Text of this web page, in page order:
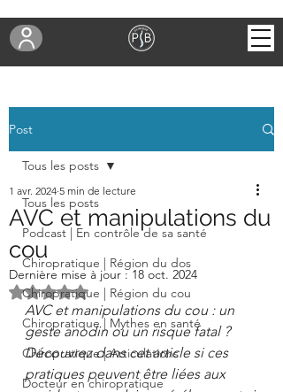
Post
Tous les posts
Podcast | En contrôle de sa santé
Chiropratique | Région du dos
Chiropratique | Région du cou
Chiropratique | Mythes en santé
Chiropratique | Articulations
Docteur en chiropratique
Tous les posts
AVC et manipulations du
cou
1 avr. 2024 5 min de lecture
Dernière mise à jour :18 oct. 2024
Noté NaN étoiles sur 5.
AVC et manipulations du cou : un
geste anodin ou un risque fatal ?
Découvrez dans cet article si ces
pratiques peuvent être liées aux